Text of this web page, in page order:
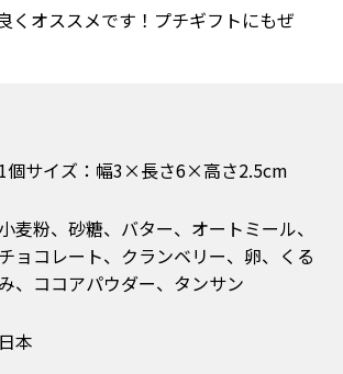
くオススメです！プチギフトにもぜ
1個サイズ：幅3×長さ6×高さ2.5cm
小麦粉、砂糖、バター、オートミール、
チョコレート、クランベリー、卵、くる
み、ココアパウダー、タンサン
日本